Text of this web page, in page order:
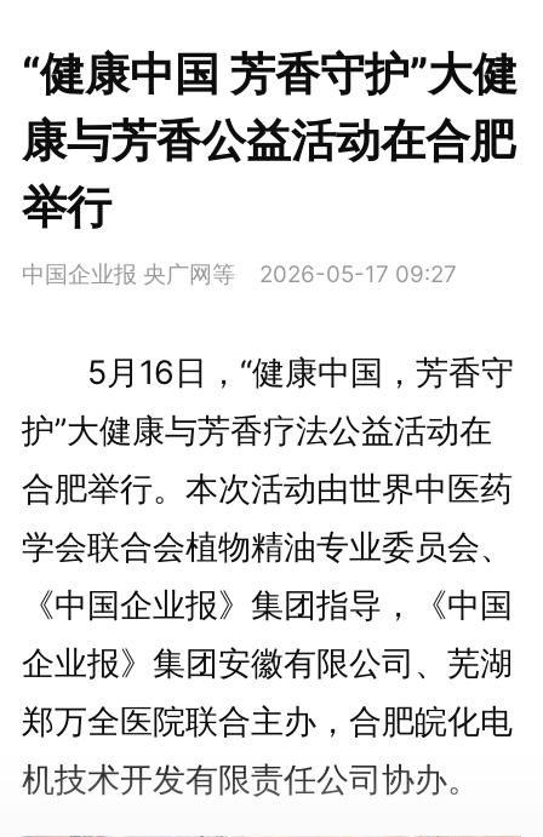
“健康中国 芳香守护”大健
康与芳香公益活动在合肥
举行
中国企业报 央广网等 2026-05-17 09:27
5月16日，“健康中国，芳香守
护”大健康与芳香疗法公益活动在
合肥举行。本次活动由世界中医药
学会联合会植物精油专业委员会、
《中国企业报》集团指导，《中国
企业报》集团安徽有限公司、芜湖
郑万全医院联合主办，合肥皖化电
机技术开发有限责任公司协办。